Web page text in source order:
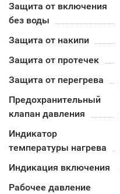
Защита от включения
без воды
Защита от накипи
Защита от протечек
Защита от перегрева
Предохранительный
клапан давления
Индикатор
температуры нагрева
Индикация включения
Рабочее давление